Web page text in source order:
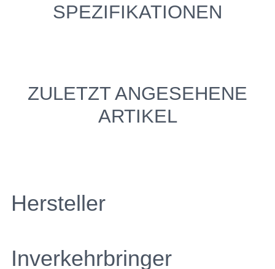
SPEZIFIKATIONEN
ZULETZT ANGESEHENE
ARTIKEL
Hersteller
Inverkehrbringer